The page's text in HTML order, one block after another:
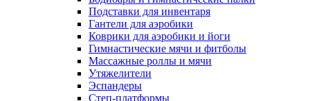
Подставки для инвентаря
Гантели для аэробики
Коврики для аэробики и йоги
Гимнастические мячи и фитболы
Массажные роллы и мячи
Утяжелители
Эспандеры
Степ-платформы